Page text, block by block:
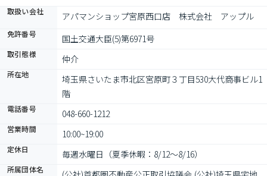
取扱い会社 アパマンショップ宮原西口店　株式会社　アップル
免許番号 国土交通大臣(5)第6971号
取引態様 仲介
所在地
埼玉県さいたま市北区宮原町３丁目530大代商事ビル1
階
電話番号 048-660-1212
営業時間 10:00~19:00
定休日 毎週水曜日（夏季休暇：8/12〜8/16）
所属団体名